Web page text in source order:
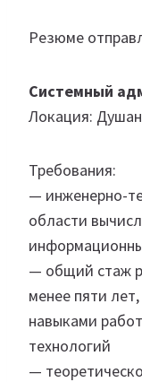
Резюме
Системный
Локация:
Требования:
— инженерно-
области
— общий стаж
менее пяти
навыками
технологий
—